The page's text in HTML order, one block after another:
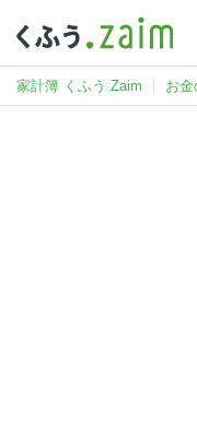
家計簿 くふう Zaim お